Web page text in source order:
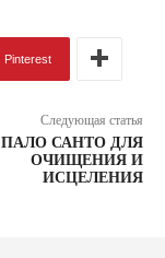
Pinterest
Следующая статья
ПАЛО САНТО ДЛЯ
ОЧИЩЕНИЯ И
ИСЦЕЛЕНИЯ